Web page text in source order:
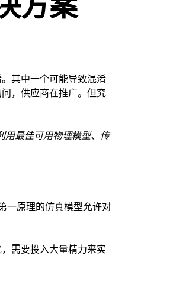
其中一个可能导致混淆
，供应商在推广。但究
用最佳可用物理模型、传
一原理的仿真模型允许对
需要投入大量精力来实